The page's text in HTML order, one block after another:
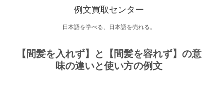
例文買取センター
日本語を学べる、日本語を売れる。
【間髪を入れず】と【間髪を容れず】の意
味の違いと使い方の例文